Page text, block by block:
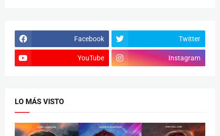
Facebook Twitter
YouTube Instagram
LO MÁS VISTO